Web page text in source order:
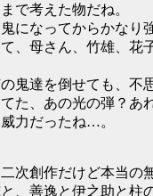
で考えた物だね。
になってからかなり
、母さん、竹雄、花
鬼達を倒せても、不
た、あの光の弾？あ
力だったね…。
次創作だけど本当の
、善逸と伊之助と柱